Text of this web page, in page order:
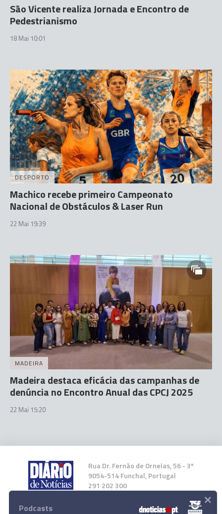
São Vicente realiza Jornada e Encontro de
Pedestrianismo
18 Mai 10:01
DESPORTO
Machico recebe primeiro Campeonato
Nacional de Obstáculos & Laser Run
22 Mai 19:39
MADEIRA
Madeira destaca eficácia das campanhas de
denúncia no Encontro Anual das CPCJ 2025
22 Mai 15:20
Rua Dr. Fernão de Ornelas, 56 - 3º
9054-514 Funchal, Portugal
291 202 300
Instale a nossa App
Podcasts ×